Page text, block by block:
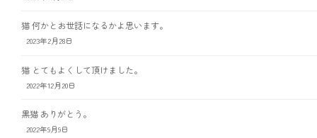
猫 何かとお世話になるかよ思います。
2023年2月28日
猫 とてもよくして頂けました。
2022年12月20日
黒猫 ありがとう。
2022年9月9日